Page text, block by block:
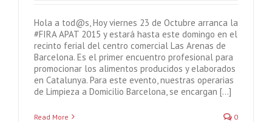
Hola a tod@s, Hoy viernes 23 de Octubre arranca la
#FIRA APAT 2015 y estará hasta este domingo en el
recinto ferial del centro comercial Las Arenas de
Barcelona. Es el primer encuentro profesional para
promocionar los alimentos producidos y elaborados
en Catalunya. Para este evento, nuestras operarias
de Limpieza a Domicilio Barcelona, se encargan [...]
Read More 0